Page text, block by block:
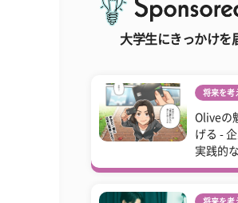
大学生にきっかけを
将来を考
Oliveの
げる -
実践的な